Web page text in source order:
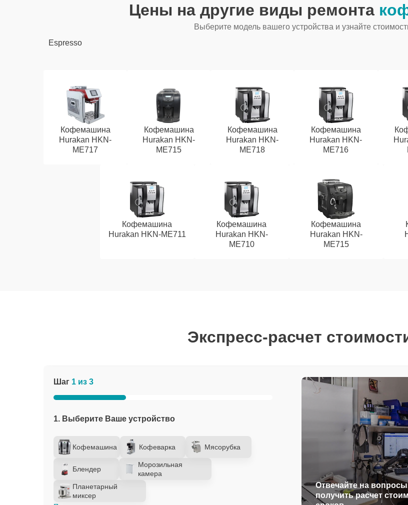
Цены на другие виды ремонта
Выберите модель вашего устройства и узнайте
Espresso
Кофемашина
Hurakan HKN-
ME717
Кофемашина
Hurakan HKN-
ME715
Кофемашина
Hurakan HKN-
ME718
Кофемашина
Hurakan HKN-
ME716
Кофемашина
Hurakan HKN-ME711
Кофемашина
Hurakan HKN-
ME710
Кофемашина
Hurakan HKN-
ME715
Экспресс-расчет
Шаг 1 из 3
1. Выберите Ваше устройство
Кофемашина Кофеварка Мясорубка
Блендер
Морозильная
камера
Планетарный
миксер
Отвечайте на
получить расчет